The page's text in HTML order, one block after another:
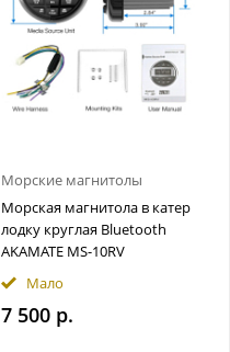
Морские магнитолы
Морская магнитола в катер
лодку круглая Bluetooth
AKAMATE MS-10RV
Мало
7 500 р.